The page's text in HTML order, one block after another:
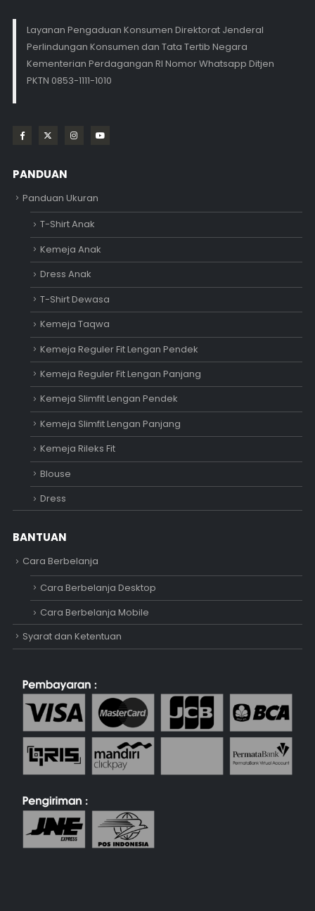
Layanan Pengaduan Konsumen Direktorat Jenderal
Perlindungan Konsumen dan Tata Tertib Negara
Kementerian Perdagangan RI Nomor Whatsapp Ditjen
PKTN 0853-1111-1010
PANDUAN
Panduan Ukuran
T-Shirt Anak
Kemeja Anak
Dress Anak
T-Shirt Dewasa
Kemeja Taqwa
Kemeja Reguler Fit Lengan Pendek
Kemeja Reguler Fit Lengan Panjang
Kemeja Slimfit Lengan Pendek
Kemeja Slimfit Lengan Panjang
Kemeja Rileks Fit
Blouse
Dress
BANTUAN
Cara Berbelanja
Cara Berbelanja Desktop
Cara Berbelanja Mobile
Syarat dan Ketentuan